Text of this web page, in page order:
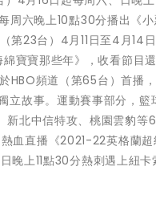
六晚上10點30分播出《小
第23台）4月11日至4月14
寶寶那些年》，收看節目
HBO頻道（第65台）首播
故事。運動賽事部分，籃
北中信特攻、桃園雲豹等6
血直播《2021-22英格蘭
上11點30分熱刺遇上紐